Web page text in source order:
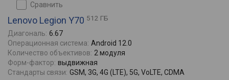
сравнить
Lenovo Legion Y70 512 ГБ
Диагональ: 6.67
Операционная система: Android 12.0
Количество объективов: 2 модуля
Форм-фактор: выдвижная
Стандарты связи: GSM, 3G, 4G (LTE), 5G, VoLTE, CDMA